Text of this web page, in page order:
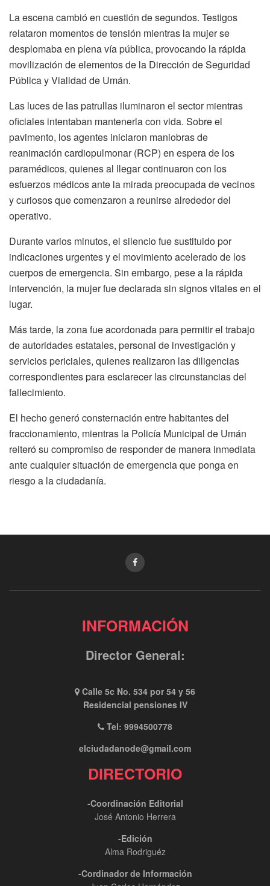
La escena cambió en cuestión de segundos. Testigos
relataron momentos de tensión mientras la mujer se
desplomaba en plena vía pública, provocando la rápida
movilización de elementos de la Dirección de Seguridad
Pública y Vialidad de Umán.
Las luces de las patrullas iluminaron el sector mientras
oficiales intentaban mantenerla con vida. Sobre el
pavimento, los agentes iniciaron maniobras de
reanimación cardiopulmonar (RCP) en espera de los
paramédicos, quienes al llegar continuaron con los
esfuerzos médicos ante la mirada preocupada de vecinos
y curiosos que comenzaron a reunirse alrededor del
operativo.
Durante varios minutos, el silencio fue sustituido por
indicaciones urgentes y el movimiento acelerado de los
cuerpos de emergencia. Sin embargo, pese a la rápida
intervención, la mujer fue declarada sin signos vitales en el
lugar.
Más tarde, la zona fue acordonada para permitir el trabajo
de autoridades estatales, personal de investigación y
servicios periciales, quienes realizaron las diligencias
correspondientes para esclarecer las circunstancias del
fallecimiento.
El hecho generó consternación entre habitantes del
fraccionamiento, mientras la Policía Municipal de Umán
reiteró su compromiso de responder de manera inmediata
ante cualquier situación de emergencia que ponga en
riesgo a la ciudadanía.
INFORMACIÓN
Director General:
Calle 5c No. 534 por 54 y 56
Residencial pensiones IV
Tel: 9994500778
elciudadanode@gmail.com
DIRECTORIO
-Coordinación Editorial
José Antonio Herrera
-Edición
Alma Rodriguéz
-Cordinador de Información